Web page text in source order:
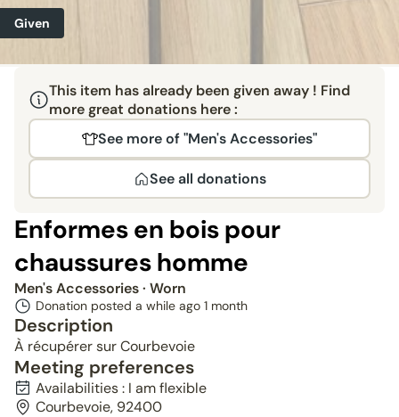
Given
This item has already been given away ! Find
more great donations here :
See more of "Men's Accessories"
See all donations
Enformes en bois pour
chaussures homme
Men's Accessories· Worn
Donation posted a while ago 1 month
Description
À récupérer sur Courbevoie
Meeting preferences
Availabilities : I am flexible
Courbevoie, 92400